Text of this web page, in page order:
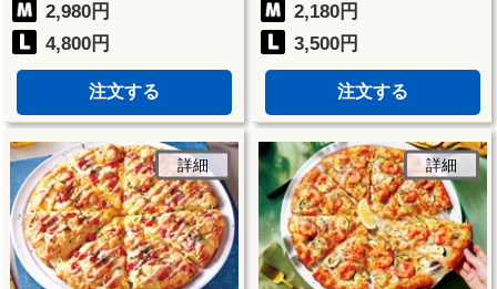
2,980円
4,800円
注文する
2,180円
3,500円
注文する
詳細 詳細